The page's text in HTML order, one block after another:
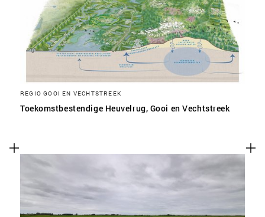
REGIO GOOI EN VECHTSTREEK
Toekomstbestendige Heuvelrug, Gooi en Vechtstreek